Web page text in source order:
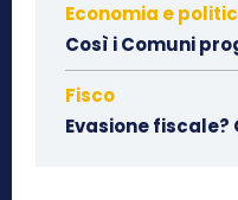
Economia e
Così i Comuni
Fisco
Evasione fiscale?